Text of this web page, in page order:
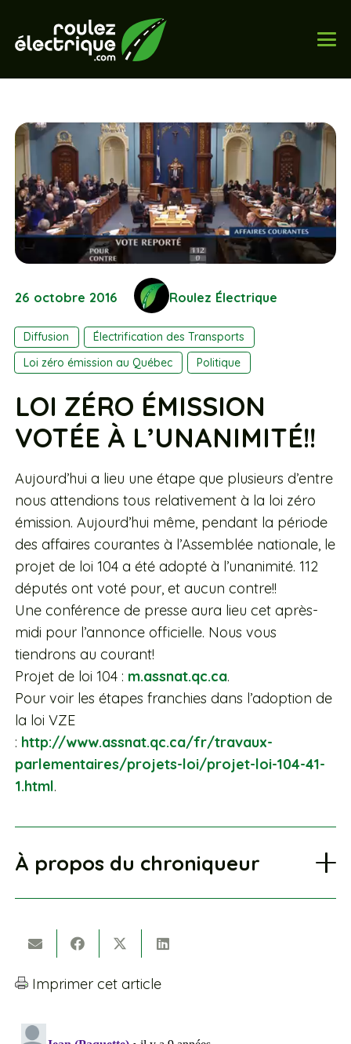
26 octobre 2016 Roulez Électrique
Diffusion
Électrification des Transports
Loi zéro émission au Québec
Politique
LOI ZÉRO ÉMISSION
VOTÉE À L’UNANIMITÉ!!
Aujourd’hui a lieu une étape que plusieurs d’entre
nous attendions tous relativement à la loi zéro
émission. Aujourd’hui même, pendant la période
des affaires courantes à l’Assemblée nationale, le
projet de loi 104 a été adopté à l’unanimité. 112
députés ont voté pour, et aucun contre!!
Une conférence de presse aura lieu cet après-
midi pour l’annonce officielle. Nous vous
tiendrons au courant!
Projet de loi 104 : m.assnat.qc.ca.
Pour voir les étapes franchies dans l’adoption de
la loi VZE
: http://www.assnat.qc.ca/fr/travaux-
parlementaires/projets-loi/projet-loi-104-41-
1.html.
À propos du chroniqueur
Imprimer cet article